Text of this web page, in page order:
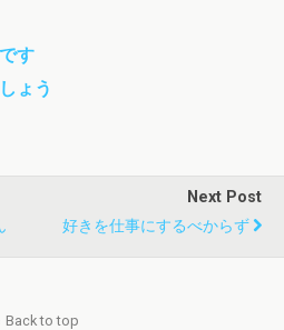
す
ょう
Next Post
好きを仕事にするべからず
Back to top